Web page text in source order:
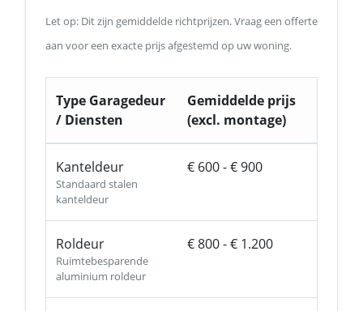
Let op: Dit zijn gemiddelde richtprijzen. Vraag een offerte
aan voor een exacte prijs afgestemd op uw woning.
Type Garagedeur
/ Diensten
Gemiddelde prijs
(excl. montage)
Kanteldeur
Standaard stalen
kanteldeur
€ 600 - € 900
Roldeur
Ruimtebesparende
aluminium roldeur
€ 800 - € 1.200